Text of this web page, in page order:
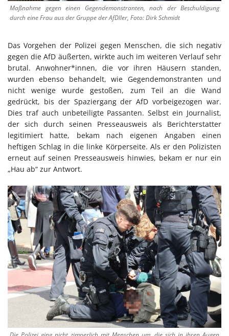
Maßnahme gegen einen Gegendemonstranten, nach der Beschuldigung
durch eine Frau aus der Gruppe der AfDller, Foto: Dirk Schmidt
Das Vorgehen der Polizei gegen Menschen, die sich negativ
gegen die AfD äußerten, wirkte auch im weiteren Verlauf sehr
brutal. Anwohner*innen, die vor ihren Häusern standen,
wurden ebenso behandelt, wie Gegendemonstranten und
nicht wenige wurde gestoßen, zum Teil an die Wand
gedrückt, bis der Spaziergang der AfD vorbeigezogen war.
Dies traf auch unbeteiligte Passanten. Selbst ein Journalist,
der sich durch seinen Presseausweis als Berichterstatter
legitimiert hatte, bekam nach eigenen Angaben einen
heftigen Schlag in die linke Körperseite. Als er den Polizisten
erneut auf seinen Presseausweis hinwies, bekam er nur ein
„Hau ab“ zur Antwort.